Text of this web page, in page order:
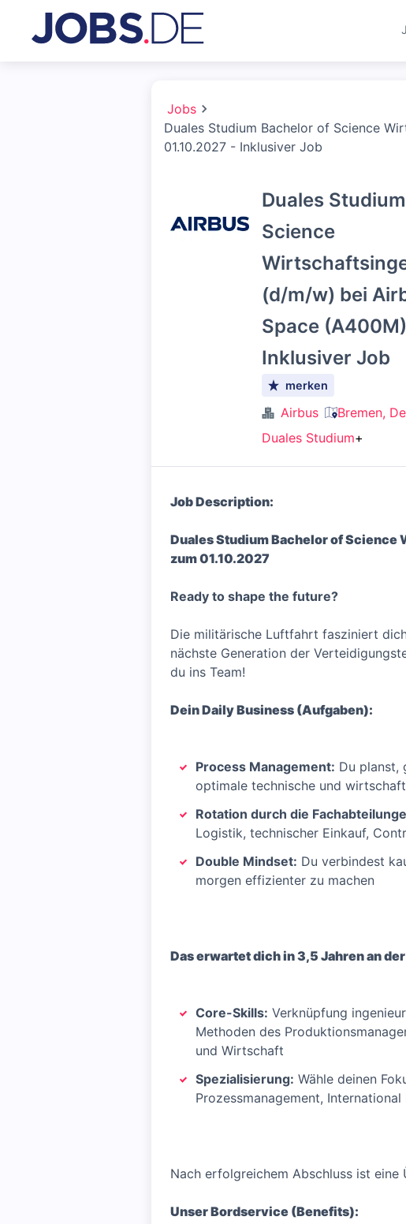
Jobs
Duales Studium Bachelor of Science
01.10.2027 - Inklusiver Job
Duales
Science
(d/m/w) bei
Space
Inklusiver Job
merken
Airbus Bremen,
Duales Studium+
Job Description:
Duales Studium Bachelor of
zum 01.10.2027
Ready to shape the future?
Die militärische Luftfahrt fasziniert
nächste Generation der
du ins Team!
Dein Daily Business (Aufgaben):
Process Management: Du planst,
optimale technische und
Rotation durch die
Logistik, technischer Einkauf,
Double Mindset: Du verbindest
morgen effizienter zu machen
Das erwartet dich in 3,5 Jahren an
Core-Skills: Verknüpfung
Methoden des
und Wirtschaft
Spezialisierung: Wähle deinen
Prozessmanagement,
Nach erfolgreichem Abschluss ist eine
Unser Bordservice (Benefits):